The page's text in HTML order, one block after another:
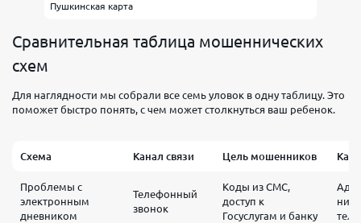
Пушкинская карта
Сравнительная таблица мошеннических
схем
Для наглядности мы собрали все семь уловок в одну таблицу. Это
поможет быстро понять, с чем может столкнуться ваш ребенок.
Схема Канал связи Цель мошенников Как
Проблемы с
электронным
дневником
Телефонный
звонок
Коды из СМС,
доступ к
Госуслугам и банку